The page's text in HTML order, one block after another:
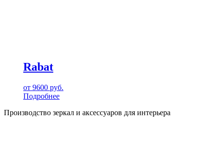
Rabat
от 9600 руб.
Подробнее
Производство зеркал и аксессуаров для интерьера